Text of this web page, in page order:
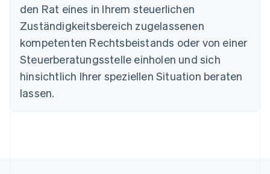
den Rat eines in Ihrem steuerlichen
Zuständigkeitsbereich zugelassenen
kompetenten Rechtsbeistands oder von einer
Steuerberatungsstelle einholen und sich
hinsichtlich Ihrer speziellen Situation beraten
lassen.
Português English
Bulgarien
English
Dänemark
English
Deutschland
Estland
English